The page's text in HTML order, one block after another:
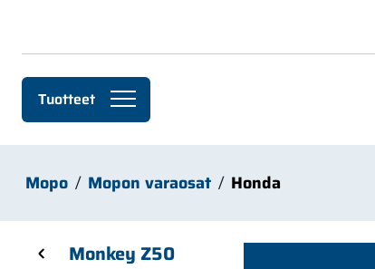
Tuotteet
Mopo Mopon varaosat
Honda
Skip sidebar menu
Monkey Z50